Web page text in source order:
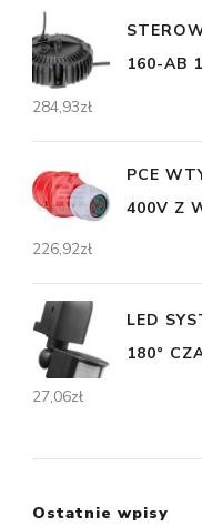
160-AB
284,93zł
PCE
400V Z
226,92zł
LED
180°
27,06zł
Ostatnie wpisy